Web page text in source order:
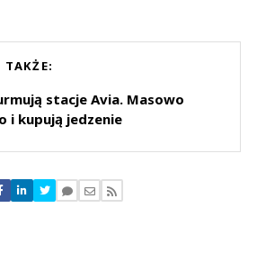
TAKŻE:
stacje Avia. Masowo
i kupują jedzenie
znaleziono komentarzy
swoje komentarze